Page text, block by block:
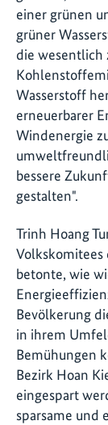
einer grünen
grüner
die wesentlich
Wasserstoff
erneuerbarer
Windenergie
bessere
gestalten".
Trinh Hoang
Volkskomitees
betonte, wie
Bevölkerung
in ihrem
Bemühungen
Bezirk Hoan
eingespart
sparsame und